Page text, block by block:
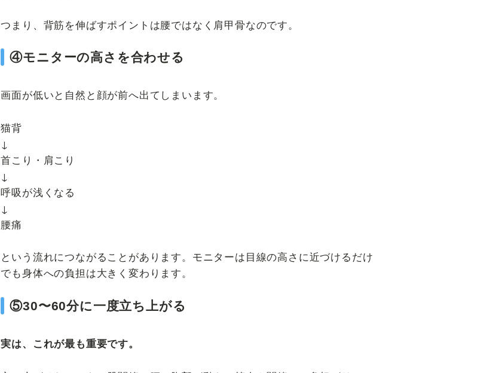
つまり、背筋を伸ばすポイントは腰ではなく肩甲骨なのです。
④モニターの高さを合わせる
画面が低いと自然と顔が前へ出てしまいます。
猫背
↓
首こり・肩こり
↓
呼吸が浅くなる
↓
腰痛
という流れにつながることがあります。モニターは目線の高さに近づけるだけ
でも身体への負担は大きく変わります。
⑤30〜60分に一度立ち上がる
実は、これが最も重要です。